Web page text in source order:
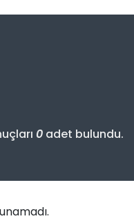
0adet bulundu.